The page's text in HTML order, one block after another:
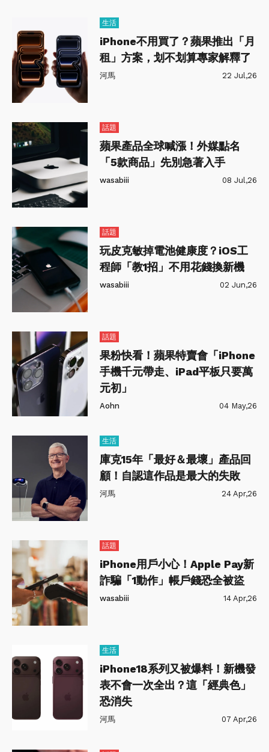
生活
iPhone不用買了？蘋果推出「月
租」方案，划不划算專家解釋了
河馬 22 Jul,26
話題
蘋果產品全球喊漲！外媒點名
「5款商品」先別急著入手
wasabiii 08 Jul,26
話題
玩皮克敏掉電池健康度？iOS工
程師「教1招」不用花錢換新機
wasabiii 02 Jun,26
話題
果粉快看！蘋果特賣會「iPhone
手機千元帶走、iPad平板只要萬
元初」
Aohn 04 May,26
生活
庫克15年「最好＆最壞」產品回
顧！自認這作品是最大的失敗
河馬 24 Apr,26
話題
iPhone用戶小心！Apple Pay新
詐騙「1動作」帳戶錢恐全被盜
wasabiii 14 Apr,26
生活
iPhone18系列又被爆料！新機發
表不會一次全出？這「經典色」
恐消失
河馬 07 Apr,26